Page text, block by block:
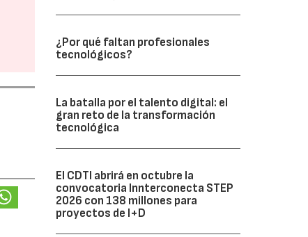
¿Por qué faltan profesionales
tecnológicos?
La batalla por el talento digital: el
gran reto de la transformación
tecnológica
El CDTI abrirá en octubre la
convocatoria Innterconecta STEP
2026 con 138 millones para
proyectos de I+D